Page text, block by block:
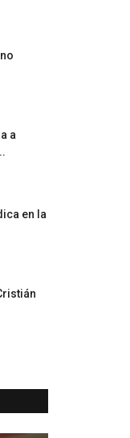
a
en la